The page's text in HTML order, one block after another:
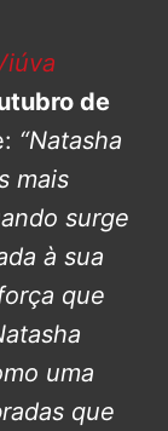
de
“Natasha
mais
surge
à sua
que
uma
que